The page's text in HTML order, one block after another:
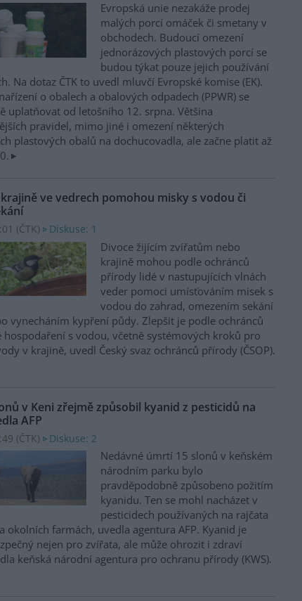
Evropská unie nezakáže prodej
malých porcí omáček či smetany v
obchodech. Budoucí omezení
jednorázových plastových porcí se
budou týkat pouze jejich používání
Na dotaz ČTK to uvedl mluvčí Evropské komise (EK).
o obalech a obalových odpadech (PPWR) se
uplatňovat od letošního 12. srpna. Většina
pravidel, mimo jiné i omezení některých
plastových obalů na dochucovadla, ale začne platit až
ve vedrech pomohou misky s vodou či
(ČTK) Diskuse: 1
Divoce žijícím zvířatům nebo
krajině mohou podle ochránců
přírody lidé v nastupujících vlnách
veder pomoci umísťováním misek s
vodou do zahrad, omezením sekání
vynecháním kypření půdy. Zlepšit je podle ochránců
hospodaření s vodou, včetně systémových kroků pro
v krajině, uvedl Český svaz ochránců přírody (ČSOP).
v Keni zřejmě způsobil kyanid z pesticidů na
AFP
(ČTK) Diskuse: 2
Nedávné úmrtí 15 slonů v keňském
národním parku bylo
pravděpodobně způsobeno požitím
kyanidu. Ten se mohl nacházet v
pesticidech používaných na rajčata
okolních farmách, uvedla agentura AFP. Kyanid je
nejen pro zvířata, ale může ohrozit i zdraví
keňská národní agentura pro ochranu přírody (KWS).